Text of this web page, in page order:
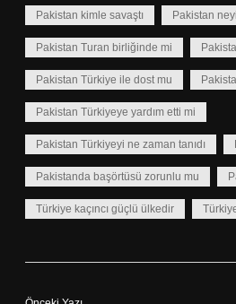
Pakistan kimle savaştı Pakistan
Pakistan Turan birliğinde mi
Pakistan Türkiye ile dost mu
Pakistan Türkiyeye yardım etti mi
Pakistan Türkiyeyi ne zaman tanıdı
Pakistanda başörtüsü zorunlu mu
Türkiye kaçıncı güçlü ülkedir